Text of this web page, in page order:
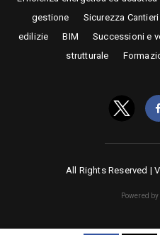
gestione
Sicurezza Cantieri
edilizie
BIM Successioni e
strutturale
All Rights Reserved |
Powered